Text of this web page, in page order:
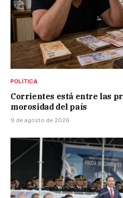
POLÍTICA
Corrientes está entre las
morosidad del país
9 de agosto de 2026